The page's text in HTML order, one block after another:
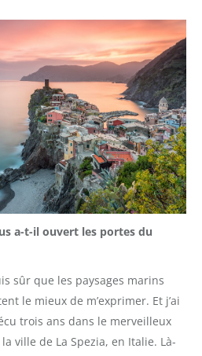
a-t-il ouvert les portes du
sûr que les paysages marins
le mieux de m’exprimer. Et j’ai
trois ans dans le merveilleux
ville de La Spezia, en Italie. Là-